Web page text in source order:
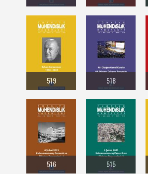
519 518
516 515